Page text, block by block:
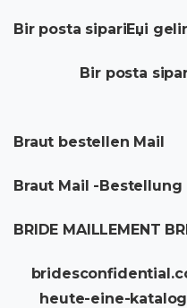
Bir posta sipariЕџi
Bir posta
Braut bestellen Mail
Braut Mail -Bestellung
BRIDE MAILLEMENT
heute-eine-